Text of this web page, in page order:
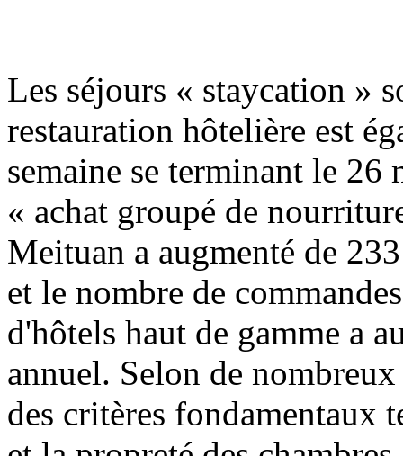
Les séjours « staycation »
restauration hôtelière est
semaine se terminant le 26
« achat groupé de
Meituan a augmenté de
et le nombre de
d'hôtels haut de gamme a
annuel. Selon de
des critères fondamentaux